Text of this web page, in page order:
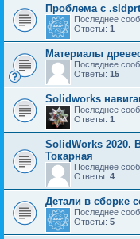
Проблема c
Последнее
Ответы: 1
Материалы
Последнее
Ответы: 15
Solidworks
Последнее
Ответы: 1
SolidWorks 2020.
Токарная
Последнее
Ответы: 4
Детали в сборке
Последнее
Ответы: 5